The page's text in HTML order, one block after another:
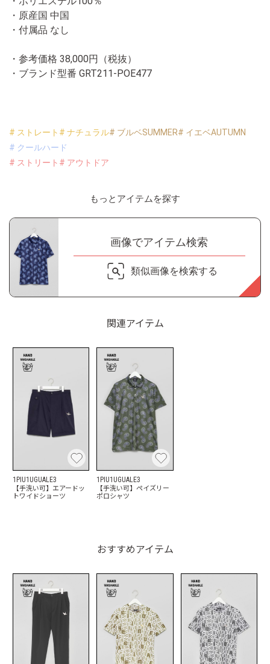
・原産国 中国
・付属品 なし
・参考価格 38,000円（税抜）
・ブランド型番 GRT211-POE477
# ストレート # ナチュラル# ブルベSUMMER# イエベAUTUMN
# クールハード
# ストリート # アウトドア
もっとアイテムを探す
画像でアイテム検索
類似画像を検索する
関連アイテム
1PIU1UGUALE3
【手洗い可】エアードッ
トワイドショーツ
1PIU1UGUALE3
【手洗い可】ペイズリー
ポロシャツ
おすすめアイテム